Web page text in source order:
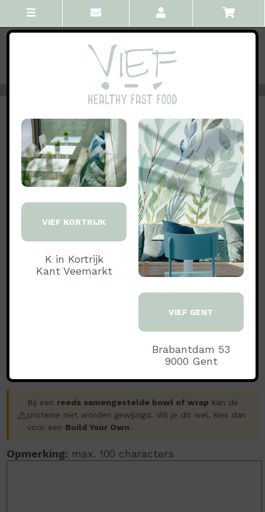
VIEF KORTRIJK
K in Kortrijk
Kant Veemarkt
VIEF GENT
Brabantdam 53
9000 Gent
VORIGE ALLE VOLGENDE
Drinks juices smoothies
Cola/Cola zero
Cola
€ 2.50
Cola Zero
€ 2.50
STAP2: VOEG TOE AAN UW BESTELLING
⚠️
Bij een reeds samengestelde bowl of wrap kan de
proteïne niet worden gewijzigd. Wil je dit wel, kies dan
voor een Build Your Own.
Opmerking: max. 100 characters